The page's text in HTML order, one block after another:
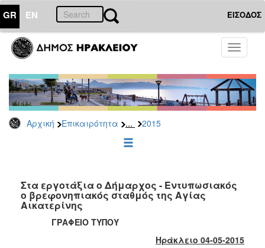
GR EN ΕΙΣΟΔΟΣ
Toggle
Αρχική Επικαιρότητα ... 2015
ΕΠΙΚΑΙΡΟΤΗΤΑ
Τύπου
Αρχείο
2026
2025
2022
2021
2020
Στα εργοτάξια ο Δήμαρχος - Εντυπωσιακός
ο βρεφονηπιακός σταθμός της Αγίας
Αικατερίνης
ΓΡΑΦΕΙΟ ΤΥΠΟΥ
Ηράκλειο 04-05-2015